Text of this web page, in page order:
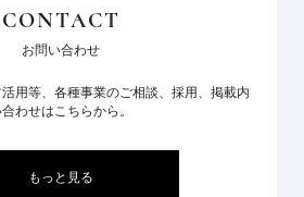
CONTACT
お問い合わせ
用等、各種事業のご相談、採用、掲載内
わせはこちらから。
もっと見る